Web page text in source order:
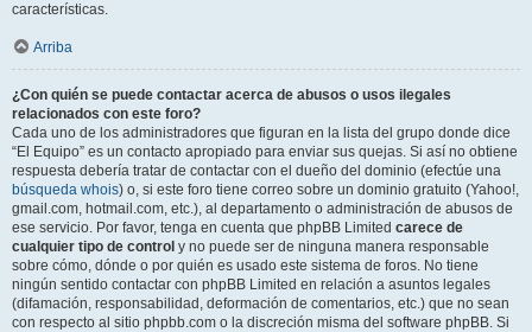
características.
Arriba
¿Con quién se puede contactar acerca de abusos o usos ilegales
relacionados con este foro?
Cada uno de los administradores que figuran en la lista del grupo donde dice
“El Equipo” es un contacto apropiado para enviar sus quejas. Si así no obtiene
respuesta debería tratar de contactar con el dueño del dominio (efectúe una
búsqueda whois) o, si este foro tiene correo sobre un dominio gratuito (Yahoo!,
gmail.com, hotmail.com, etc.), al departamento o administración de abusos de
ese servicio. Por favor, tenga en cuenta que phpBB Limited carece de
cualquier tipo de control y no puede ser de ninguna manera responsable
sobre cómo, dónde o por quién es usado este sistema de foros. No tiene
ningún sentido contactar con phpBB Limited en relación a asuntos legales
(difamación, responsabilidad, deformación de comentarios, etc.) que no sean
con respecto al sitio phpbb.com o la discreción misma del software phpBB. Si